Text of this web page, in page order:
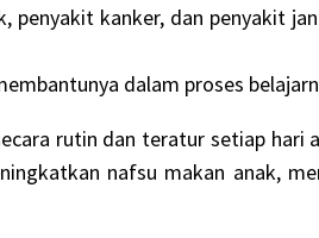
penyakit kanker, dan penyakit
dalam proses
rutin dan teratur setiap hari
nafsu makan anak,